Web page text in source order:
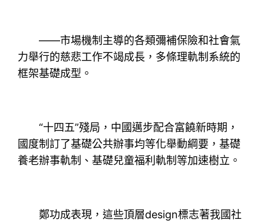
——市場機制主導的各類彌補保險和社會氣
力舉行的慈悲工作不竭成長，多條理軌制系統的
框架基礎成型。
“十四五”殘局，中國邁步配合富饒新時期，
國度制訂了基礎公共辦事均等化舉動綱要，基礎
養老辦事軌制、基礎兒童福利軌制等加速樹立。
鄭功成表現，這些頂層design標志著我國社